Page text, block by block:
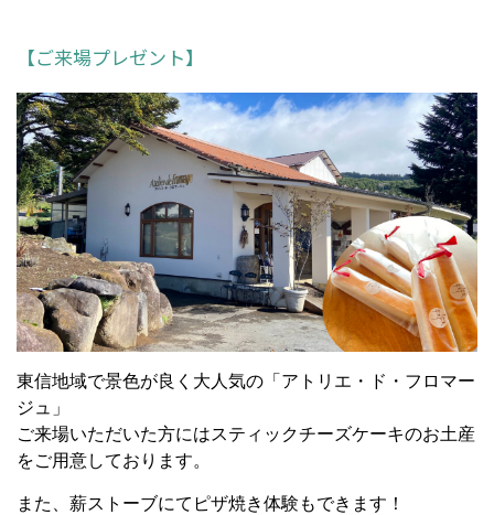
【ご来場プレゼント】
東信地域で景色が良く大人気の「アトリエ・ド・フロマー
ジュ」
ご来場いただいた方にはスティックチーズケーキのお土産
をご用意しております。
また、薪ストーブにてピザ焼き体験もできます！